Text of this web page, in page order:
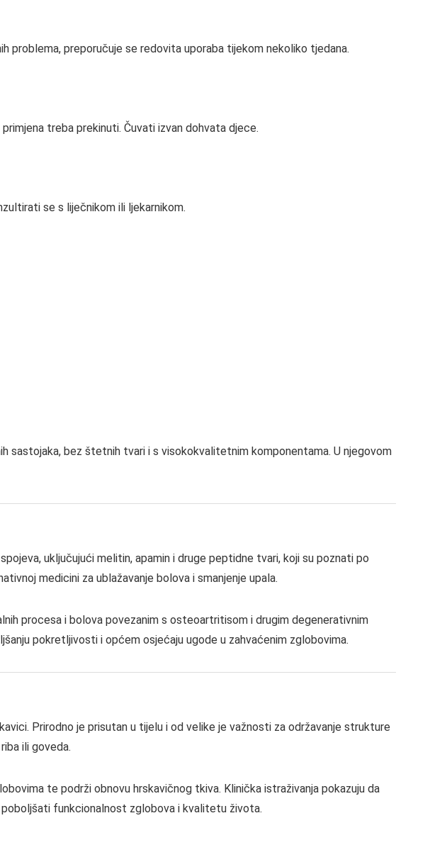
problema, preporučuje se redovita uporaba tijekom nekoliko tjedana.
treba prekinuti. Čuvati izvan dohvata djece.
se s liječnikom ili ljekarnikom.
sastojaka, bez štetnih tvari i s visokokvalitetnim komponentama. U njegovom
uključujući melitin, apamin i druge peptidne tvari, koji su poznati po
medicini za ublažavanje bolova i smanjenje upala.
procesa i bolova povezanim s osteoartritisom i drugim degenerativnim
pokretljivosti i općem osjećaju ugode u zahvaćenim zglobovima.
Prirodno je prisutan u tijelu i od velike je važnosti za održavanje strukture
ili goveda.
te podrži obnovu hrskavičnog tkiva. Klinička istraživanja pokazuju da
funkcionalnost zglobova i kvalitetu života.